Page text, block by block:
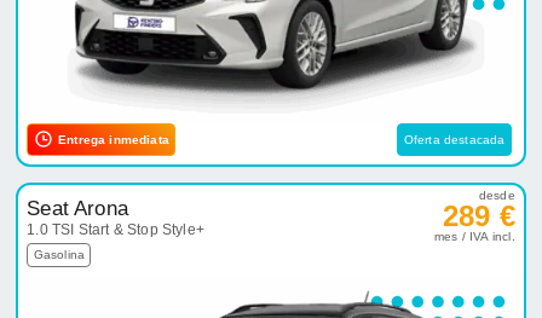
Entrega inmediata Oferta destacada
Seat Arona
1.0 TSI Start & Stop Style+
Gasolina
desde
289 €
mes / IVA incl.